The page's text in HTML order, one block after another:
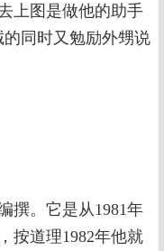
上图是做他的助手
同时又勉励外甥说
撰。它是从1981年
按道理1982年他就